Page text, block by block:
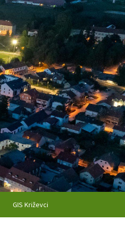
GIS Križevci